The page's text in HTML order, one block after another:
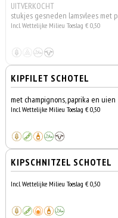
UITVERKOCHT
stukjes gesneden lamsvlees met
Incl. Wettelijke Milieu Toeslag € 0,50
KIPFILET SCHOTEL
met champignons, paprika en uien
Incl. Wettelijke Milieu Toeslag € 0,50
KIPSCHNITZEL SCHOTEL
Incl. Wettelijke Milieu Toeslag € 0,50